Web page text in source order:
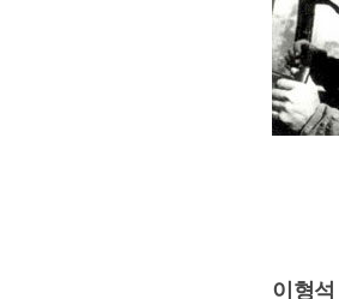
이형석